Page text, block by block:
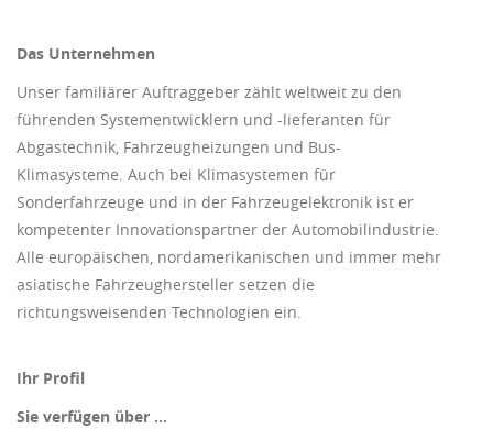
Das Unternehmen
Unser familiärer Auftraggeber zählt weltweit zu den
führenden Systementwicklern und -lieferanten für
Abgastechnik, Fahrzeugheizungen und Bus-
Klimasysteme. Auch bei Klimasystemen für
Sonderfahrzeuge und in der Fahrzeugelektronik ist er
kompetenter Innovationspartner der Automobilindustrie.
Alle europäischen, nordamerikanischen und immer mehr
asiatische Fahrzeughersteller setzen die
richtungsweisenden Technologien ein.
Ihr Profil
Sie verfügen über …